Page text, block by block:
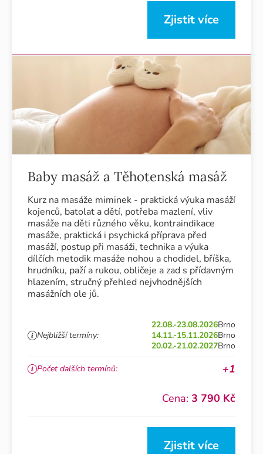
Zjistit více
Baby masáž a Těhotenská masáž
Kurz na masáže miminek - praktická výuka masáží
kojenců, batolat a dětí, potřeba mazlení, vliv
masáže na děti různého věku, kontraindikace
masáže, praktická i psychická příprava před
masáží, postup při masáži, technika a výuka
dílčích metodik masáže nohou a chodidel, bříška,
hrudníku, paží a rukou, obličeje a zad s přídavným
hlazením, stručný přehled nejvhodnějších
masážních ole jů.
Nejbližší termíny:
22.08.-23.08.2026Brno
14.11.-15.11.2026Brno
20.02.-21.02.2027Brno
Počet dalších termínů: +1
Cena: 3 790 Kč
Zjistit více